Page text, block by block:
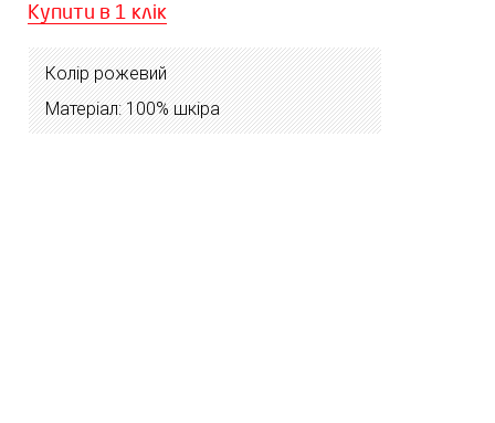
Купити в 1 клік
Колір рожевий
Матеріал: 100% шкіра